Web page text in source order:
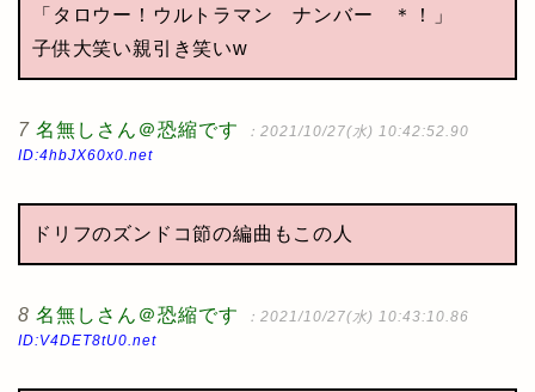
「タロウー！ウルトラマン ナンバー ＊！」
子供大笑い親引き笑いw
7 名無しさん＠恐縮です
：2021/10/27(水) 10:42:52.90
ID:4hbJX60x0.net
ドリフのズンドコ節の編曲もこの人
8 名無しさん＠恐縮です
：2021/10/27(水) 10:43:10.86
ID:V4DET8tU0.net